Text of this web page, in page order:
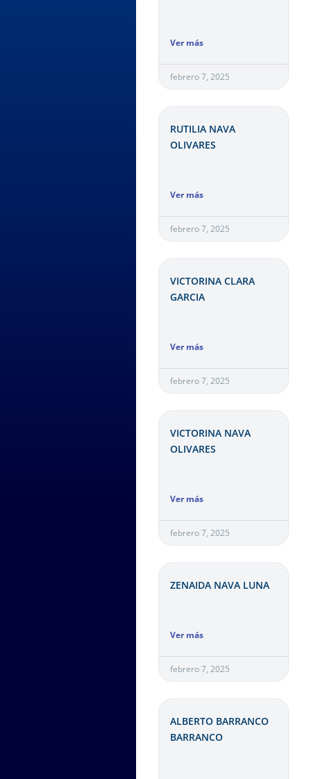
Ver más
febrero 7, 2025
RUTILIA NAVA
OLIVARES
Ver más
febrero 7, 2025
VICTORINA CLARA
GARCIA
Ver más
febrero 7, 2025
VICTORINA NAVA
OLIVARES
Ver más
febrero 7, 2025
ZENAIDA NAVA LUNA
Ver más
febrero 7, 2025
ALBERTO BARRANCO
BARRANCO